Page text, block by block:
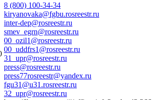
8 (800) 100-34-34
kiryanovaka@fgbu.rosreestr.ru
inter-dep@rosreestr.ru
smev_egrn@rosreestr.ru
00_ozil1@rosreestr.ru
00_uddfrs1@rosreestr.ru
31_upr@rosreestr.ru
press@rosreestr.ru
press77rosreestr@yandex.ru
fgu31@u31.rosreestr.ru
32_upr@rosreestr.ru